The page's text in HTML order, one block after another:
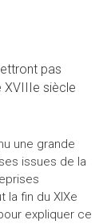
pas
XVIIIe siècle
une grande
issues de la
la fin du XIXe
expliquer ce